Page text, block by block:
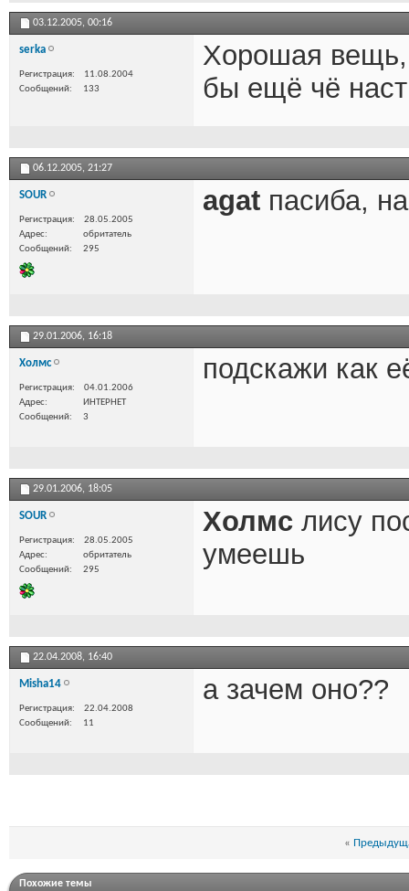
03.12.2005, 00:16
serka
Регистрация
11.08.2004
Сообщений
133
Хорошая вещь,
бы ещё чё
06.12.2005, 21:27
SOUR
Регистрация
28.05.2005
Адрес
обритатель
Сообщений
295
agat пасиба,
29.01.2006, 16:18
Холмс
Регистрация
04.01.2006
Адрес
ИНТЕРНЕТ
Сообщений
3
подскажи как
29.01.2006, 18:05
SOUR
Регистрация
28.05.2005
Адрес
обритатель
Сообщений
295
Холмс лису
умеешь
22.04.2008, 16:40
Misha14
Регистрация
22.04.2008
Сообщений
11
а зачем оно??
«
Похожие темы